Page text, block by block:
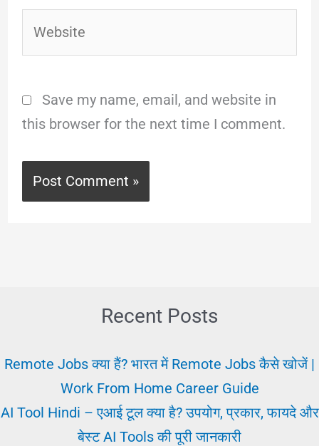
Save my name, email, and website in
this browser for the next time I comment.
Recent Posts
Remote Jobs क्या हैं? भारत में Remote Jobs कैसे खोजें |
Work From Home Career Guide
AI Tool Hindi – एआई टूल क्या है? उपयोग, प्रकार, फायदे और
बेस्ट AI Tools की पूरी जानकारी